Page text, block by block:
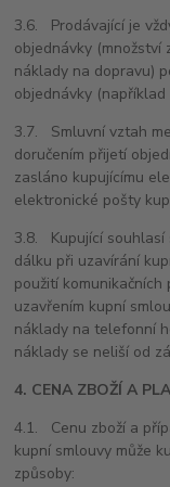
3.6. Prodávající je
objednávky (množství
náklady na dopravu)
objednávky
3.7. Smluvní vztah
doručením přijetí
zasláno kupujícímu
elektronické pošty
3.8. Kupující souhlasí
dálku při uzavírání
použití
uzavřením kupní
náklady na telefonní
náklady se neliší od
4. CENA ZBOŽÍ A
4.1. Cenu zboží a
kupní smlouvy může
způsoby: